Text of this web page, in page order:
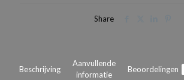
Share
Beschrijving
Aanvullende
informatie
Beoordelingen